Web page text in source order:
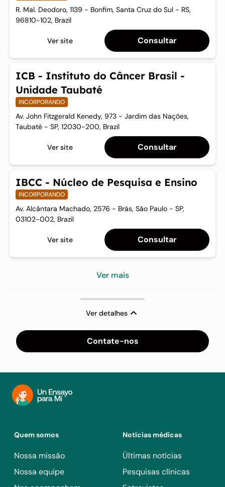
R. Mal. Deodoro, 1139 - Bonfim, Santa Cruz do Sul - RS,
96810-102, Brazil
Ver site Consultar
ICB - Instituto do Câncer Brasil -
Unidade Taubaté
INCORPORANDO
Av. John Fitzgerald Kenedy, 973 - Jardim das Nações,
Taubaté - SP, 12030-200, Brazil
Ver site Consultar
IBCC - Núcleo de Pesquisa e Ensino
INCORPORANDO
Av. Alcântara Machado, 2576 - Brás, São Paulo - SP,
03102-002, Brazil
Ver site Consultar
Ver mais
Ver detalhes
Contate-nos
Quem somos
Nossa missão
Nossa equipe
Notícias médicas
Últimas notícias
Pesquisas clínicas